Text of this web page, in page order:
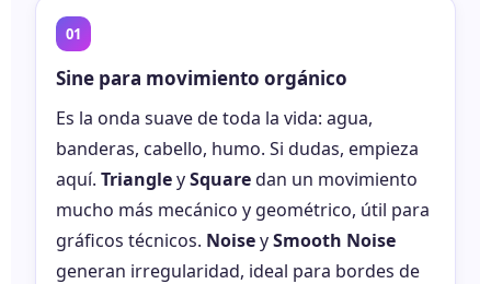
Sine para movimiento orgánico
Es la onda suave de toda la vida: agua,
banderas, cabello, humo. Si dudas, empieza
aquí. TriangleySquaredan un movimiento
mucho más mecánico y geométrico, útil para
gráficos técnicos. NoiseySmooth Noise
generan irregularidad, ideal para bordes de